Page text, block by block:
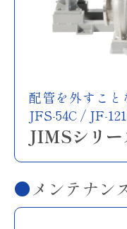
配管を外すこと
JFS-54C / JF-
JIMSシリー
メンテナン